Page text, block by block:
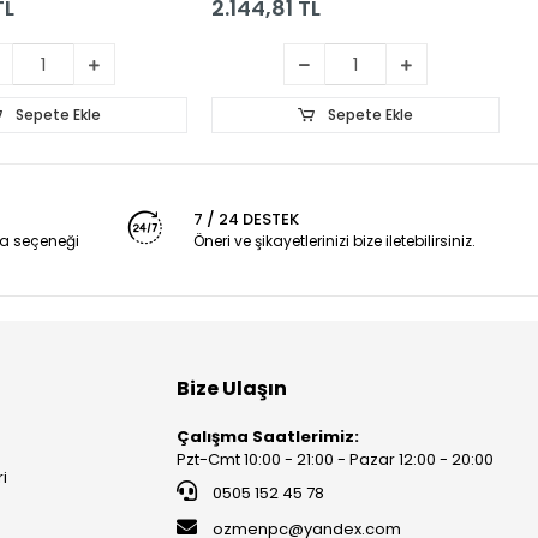
Sepete Ekle
2.144,81 TL
Sepete Ekle
seçeneği
7 / 24 DESTEK
Öneri ve şikayetlerinizi bize iletebilirsiniz.
Bize Ulaşın
Çalışma Saatlerimiz:
Pzt-Cmt 10:00 - 21:00 - Pazar 12:00 - 20:00
0505 152 45 78
ozmenpc@yandex.com